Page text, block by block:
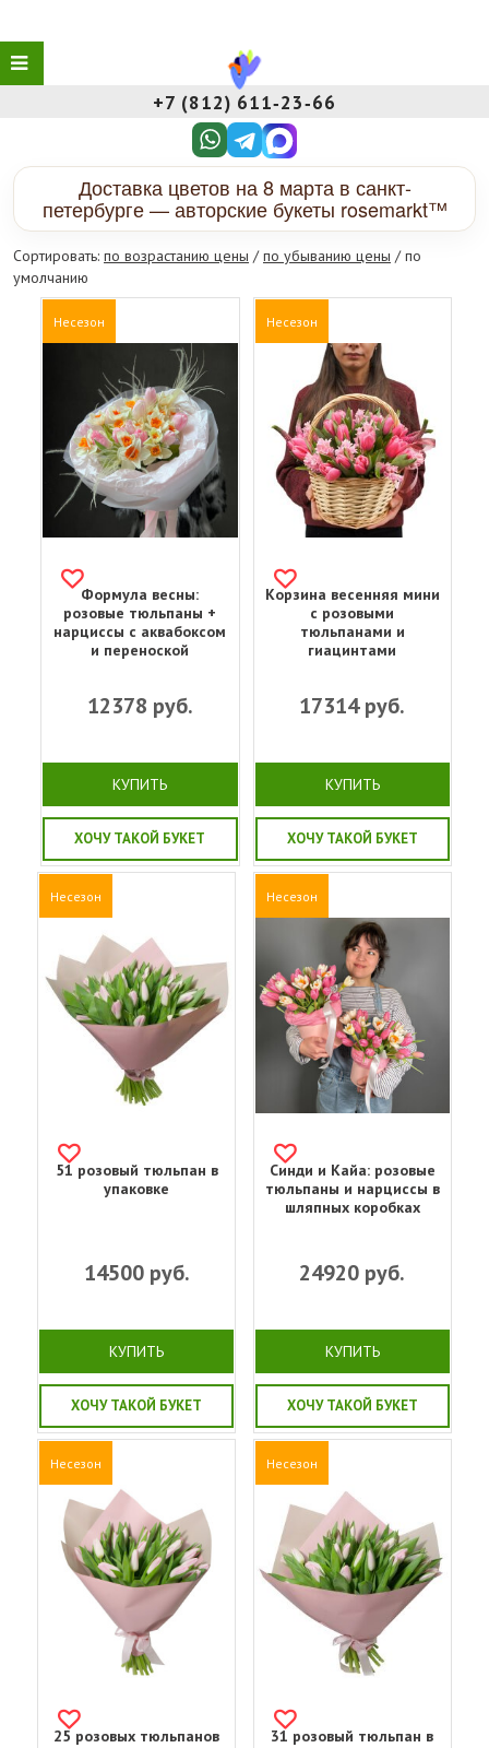
+7 (812) 611‑23‑66
Доставка цветов на 8 марта в санкт-
петербурге — авторские букеты rosemarkt™
Сортировать: по возрастанию цены /по убыванию цены / по
умолчанию
Несезон
Формула весны:
розовые тюльпаны +
нарциссы с аквабоксом
и переноской
12378 руб.
КУПИТЬ
ХОЧУ ТАКОЙ БУКЕТ
Несезон
Корзина весенняя мини
с розовыми
тюльпанами и
гиацинтами
17314руб.
КУПИТЬ
ХОЧУ ТАКОЙ БУКЕТ
Несезон
51 розовый тюльпан в
упаковке
14500руб.
КУПИТЬ
ХОЧУ ТАКОЙ БУКЕТ
Несезон
Синди и Кайа: розовые
тюльпаны и нарциссы в
шляпных коробках
24920 руб.
КУПИТЬ
ХОЧУ ТАКОЙ БУКЕТ
Несезон
25 розовых тюльпанов
Несезон
31 розовый тюльпан в